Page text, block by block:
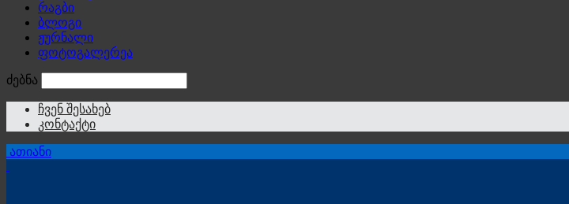
რაგბი
ბლოგი
ჟურნალი
ფოტოგალერეა
ძებნა
ჩვენ შესახებ
კონტაქტი
ათიანი